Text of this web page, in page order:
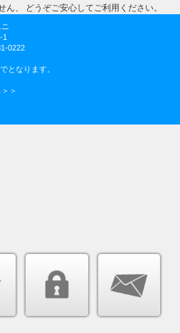
、 どうぞご安心してご利用ください。
1
0222
となります。
＞